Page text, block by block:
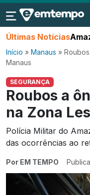
Últimas Notícias
Início » Manaus »
Manaus
SEGURANÇA
Roubos a
na Zona
Polícia Militar do
das ocorrências ao
Por EM TEMPO